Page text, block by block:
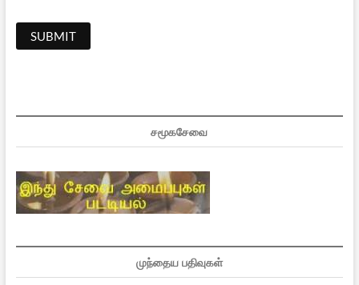
சமூகசேவை
முந்தைய பதிவுகள்